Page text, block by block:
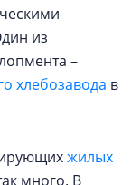
из
–
хлебозавода в
жилых
много. В